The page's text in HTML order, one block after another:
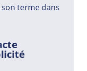
son terme dans